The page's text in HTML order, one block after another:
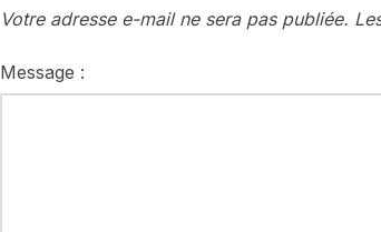
Votre adresse e-mail ne sera pas publiée.
Message :